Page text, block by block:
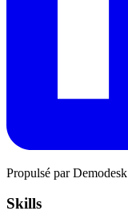
Propulsé par Demodesk
Skills